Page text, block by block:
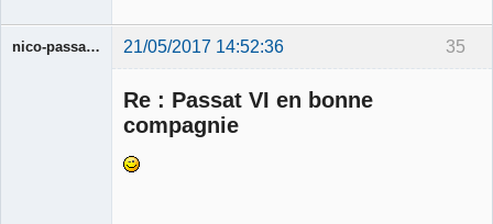
35
nico-passat6carat 21/05/2017 14:52:36
Re : Passat VI en bonne
compagnie